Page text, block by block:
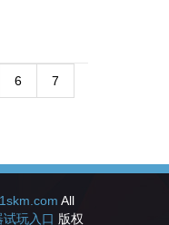
6 7
All
玩入口 版权